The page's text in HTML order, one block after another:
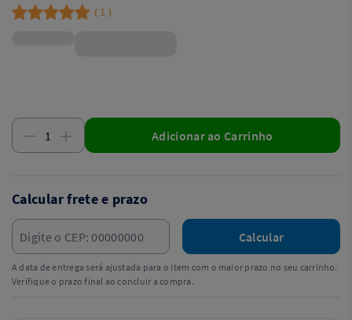
( 1 )
Adicionar ao Carrinho
Calcular frete e prazo
Calcular
A data de entrega será ajustada para o item com o maior prazo no seu carrinho.
Verifique o prazo final ao concluir a compra.